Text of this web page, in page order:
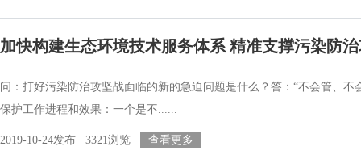
加快构建生态环境技术服务体系 精准支撑污染防
问：打好污染防治攻坚战面临的新的急迫问题是什么？答：“不会管、
保护工作进程和效果：一个是不......
2019-10-24发布 3321浏览 查看更多